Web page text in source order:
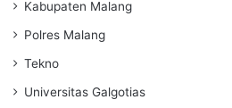
Kabupaten Malang
Polres Malang
Tekno
Universitas Galgotias